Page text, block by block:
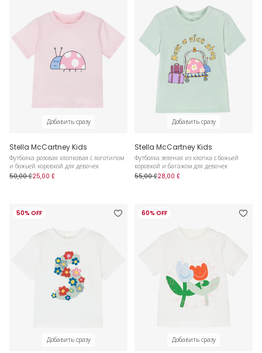
Добавить сразу
Stella McCartney Kids
Футболка розовая хлопковая с логотипом
и божьей коровкой для девочек
50,00 £25,00 £
Добавить сразу
Stella McCartney Kids
Футболка зеленая из хлопка с божьей
коровкой и багажом для девочек
55,00 £28,00 £
50% OFF
Добавить сразу
60% OFF
Добавить сразу